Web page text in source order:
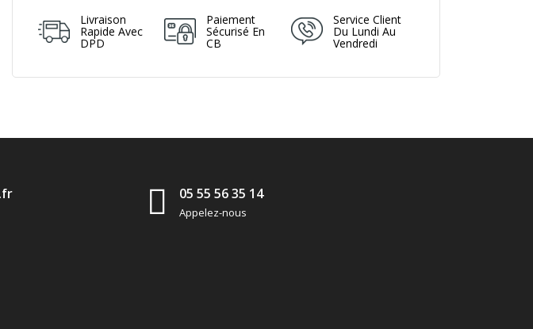
Livraison
Rapide Avec
DPD
Paiement
Sécurisé En
CB
Service Client
Du Lundi Au
Vendredi
05 55 56 35 14
Appelez-nous